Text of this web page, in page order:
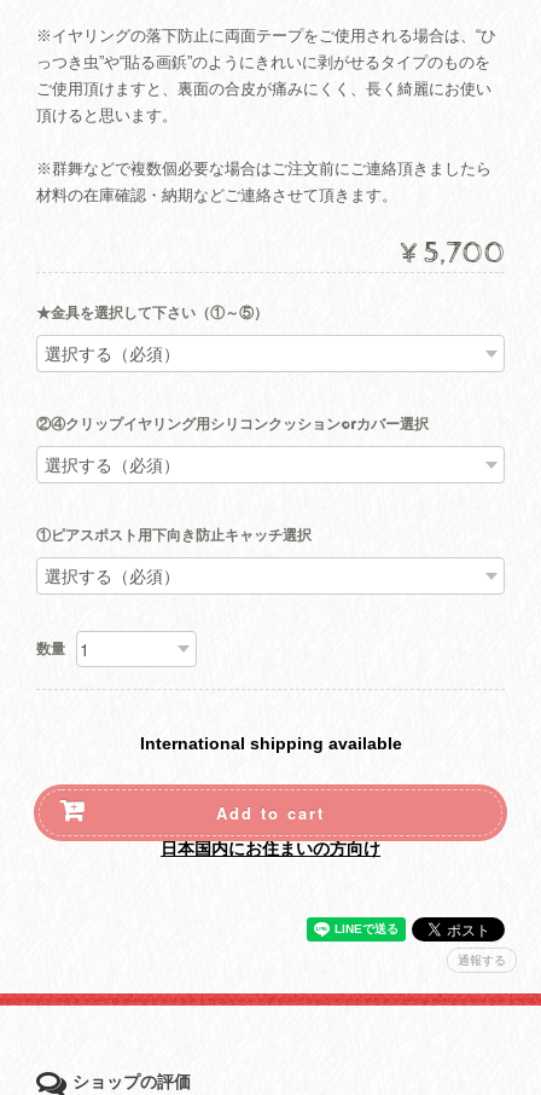
※イヤリングの落下防止に両面テープをご使用される場合は、“ひ
っつき虫”や“貼る画鋲”のようにきれいに剥がせるタイプのものを
ご使用頂けますと、裏面の合皮が痛みにくく、長く綺麗にお使い
頂けると思います。
※群舞などで複数個必要な場合はご注文前にご連絡頂きましたら
材料の在庫確認・納期などご連絡させて頂きます。
¥5,700
★金具を選択して下さい（①～⑤）
②④クリップイヤリング用シリコンクッションorカバー選択
①ピアスポスト用下向き防止キャッチ選択
数量
International shipping available
Add to cart
日本国内にお住まいの方向け
通報する
ショップの評価